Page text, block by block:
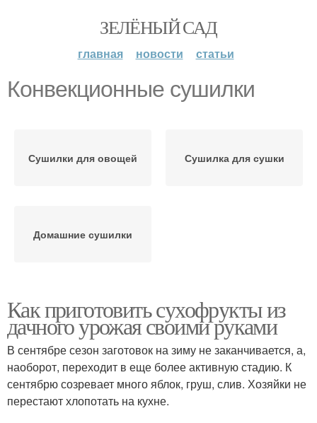
ЗЕЛЁНЫЙ САД
главная новости статьи
Конвекционные сушилки
Сушилки для овощей Сушилка для сушки
Домашние сушилки
Как приготовить сухофрукты из
дачного урожая своими руками
В сентябре сезон заготовок на зиму не заканчивается, а,
наоборот, переходит в еще более активную стадию. К
сентябрю созревает много яблок, груш, слив. Хозяйки не
перестают хлопотать на кухне.